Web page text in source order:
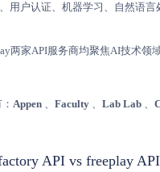
用户认证、机器学习、自然语
两家API服务商均聚焦AI技术
Appen 、 Faculty 、 Lab Lab 、
API vs freeplay API